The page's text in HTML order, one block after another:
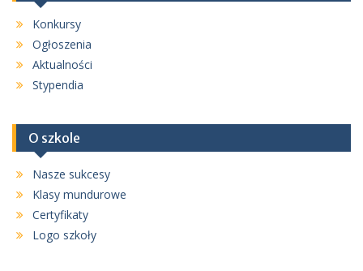
Konkursy
Ogłoszenia
Aktualności
Stypendia
O szkole
Nasze sukcesy
Klasy mundurowe
Certyfikaty
Logo szkoły